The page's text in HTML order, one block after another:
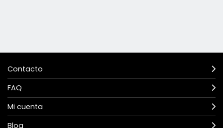
Contacto
FAQ
Mi cuenta
Blog